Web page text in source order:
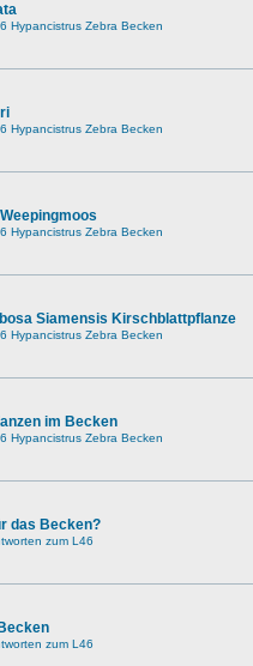
Hypancistrus Zebra Becken
Hypancistrus Zebra Becken
Hypancistrus Zebra Becken
Siamensis Kirschblattpflanze
Hypancistrus Zebra Becken
im Becken
Hypancistrus Zebra Becken
das Becken?
zum L46
zum L46